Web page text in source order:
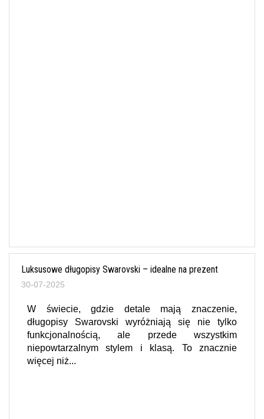
Luksusowe długopisy Swarovski – idealne na prezent
30-07-2025
W świecie, gdzie detale mają znaczenie,
długopisy Swarovski wyróżniają się nie tylko
funkcjonalnością, ale przede wszystkim
niepowtarzalnym stylem i klasą. To znacznie
więcej niż...